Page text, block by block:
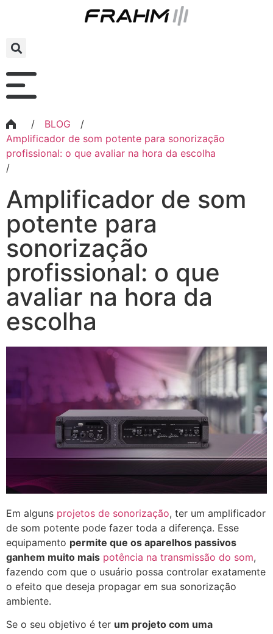
/ BLOG
/
Amplificador de som potente para sonorização
profissional: o que avaliar na hora da escolha
/
Amplificador de som
potente para
sonorização
profissional: o que
avaliar na hora da
escolha
Em alguns projetos de sonorização, ter um amplificador
de som potente pode fazer toda a diferença. Esse
equipamento permite que os aparelhos passivos
ganhem muito mais potência na transmissão do som,
fazendo com que o usuário possa controlar exatamente
o efeito que deseja propagar em sua sonorização
ambiente.
Se o seu objetivo é ter um projeto com uma